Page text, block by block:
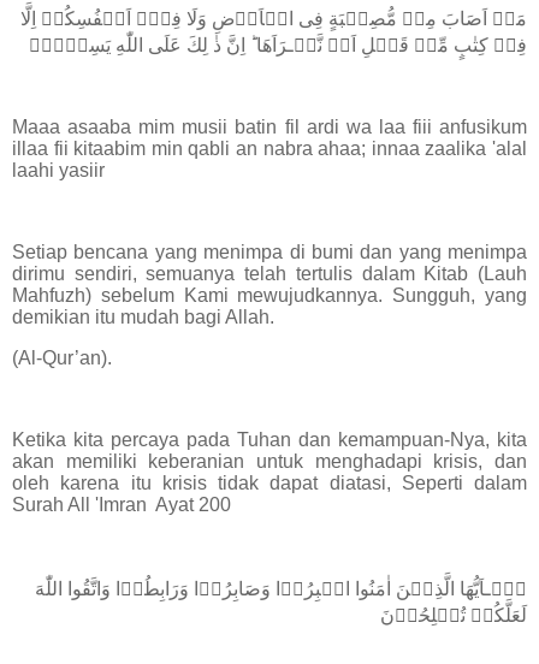
مَاۤ اَصَابَ مِنۡ مُّصِيۡبَةٍ فِى الۡاَرۡضِ وَلَا فِىۡۤ اَنۡفُسِكُمۡ اِلَّا
فِىۡ كِتٰبٍ مِّنۡ قَبۡلِ اَنۡ نَّبۡـرَاَهَا ؕ اِنَّ ذٰ لِكَ عَلَى اللّٰهِ يَسِيۡرٌۚ
Maaa asaaba mim musii batin fil ardi wa laa fiii anfusikum
illaa fii kitaabim min qabli an nabra ahaa; innaa zaalika 'alal
laahi yasiir
Setiap bencana yang menimpa di bumi dan yang menimpa
dirimu sendiri, semuanya telah tertulis dalam Kitab (Lauh
Mahfuzh) sebelum Kami mewujudkannya. Sungguh, yang
demikian itu mudah bagi Allah.
(Al-Qur’an).
Ketika kita percaya pada Tuhan dan kemampuan-Nya, kita
akan memiliki keberanian untuk menghadapi krisis, dan
oleh karena itu krisis tidak dapat diatasi, Seperti dalam
Surah All 'Imran Ayat 200
يٰۤـاَيُّهَا الَّذِيۡنَ اٰمَنُوا اصۡبِرُوۡا وَصَابِرُوۡا وَرَابِطُوۡا وَاتَّقُوا اللّٰهَ
لَعَلَّكُمۡ تُفۡلِحُوۡنَ